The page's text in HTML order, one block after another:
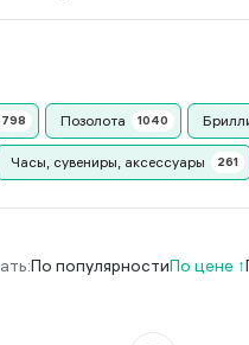
Позолота
Часы, сувениры, аксессуары
По популярностиПо цене